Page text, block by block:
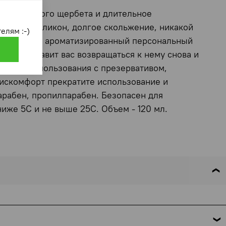
щербета и длительное
как силикон, долгое скольжение, никакой
Sorbet ароматизированный персональный
заставит вас возвращаться к нему снова и
Для использования с презервативом,
прекратите использование и
пропилпарабен. Безопасен для
5С и не выше 25С. Объем - 120 мл.
:-)